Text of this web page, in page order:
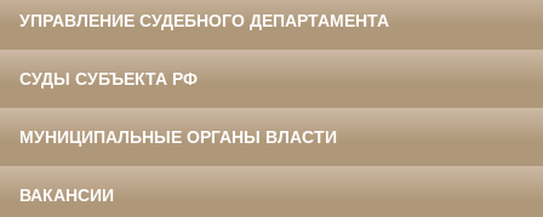
УПРАВЛЕНИЕ СУДЕБНОГО ДЕПАРТАМЕНТА
СУДЫ СУБЪЕКТА РФ
МУНИЦИПАЛЬНЫЕ ОРГАНЫ ВЛАСТИ
ВАКАНСИИ